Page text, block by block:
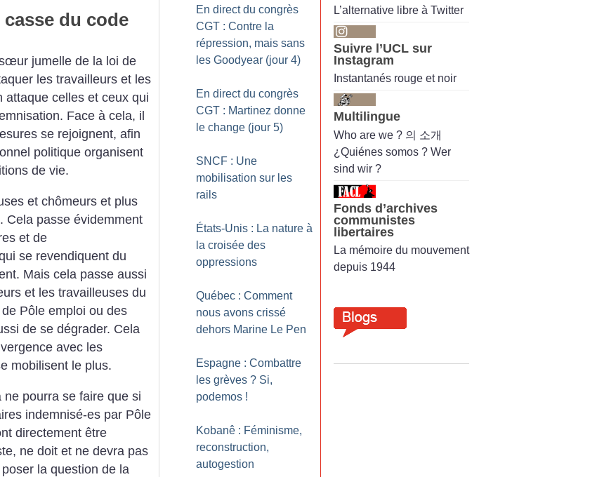
du code
jumelle de la loi de
les travailleurs et les
attaque celles et ceux qui
Face à cela, il
se rejoignent, afin
politique organisent
de vie.
et chômeurs et plus
Cela passe évidemment
et de
se revendiquent du
Mais cela passe aussi
et les travailleuses du
Pôle emploi ou des
de se dégrader. Cela
avec les
mobilisent le plus.
pourra se faire que si
indemnisé-es par Pôle
directement être
ne doit et ne devra pas
la question de la
En direct du congrès
CGT : Contre la
répression, mais sans
les Goodyear (jour 4)
En direct du congrès
CGT : Martinez donne
le change (jour 5)
SNCF : Une
mobilisation sur les
rails
États-Unis : La nature à
la croisée des
oppressions
Québec : Comment
nous avons crissé
dehors Marine Le Pen
Espagne : Combattre
les grèves ? Si,
podemos !
Kobanê : Féminisme,
reconstruction,
autogestion
L’alternative libre à Twitter
Suivre l’UCL sur
Instagram
Instantanés rouge et noir
Multilingue
Who are we ? 의 소개
¿Quiénes somos ? Wer
sind wir ?
Fonds d’archives
communistes
libertaires
La mémoire du mouvement
depuis 1944